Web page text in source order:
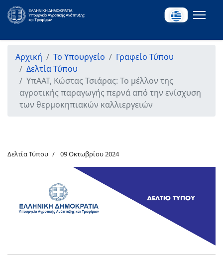
Αρχική Το Υπουργείο
Γραφείο Τύπου
Δελτία Τύπου
ΥπΑΑΤ, Κώστας Τσιάρας: Το μέλλον της
αγροτικής παραγωγής περνά από την ενίσχυση
των θερμοκηπιακών καλλιεργειών
Δελτία Τύπου 09 Οκτωβρίου 2024